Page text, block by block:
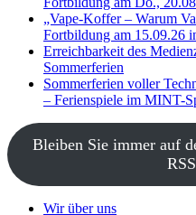
„Vape-Koffer – Warum
Fortbildung am 15.09.26
Erreichbarkeit des
Sommerferien
Sommerferien voller
– Ferienspiele im MINT-
Bleiben Sie immer auf
Wir über uns